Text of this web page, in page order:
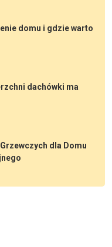
domu i gdzie warto
dachówki ma
dla Domu